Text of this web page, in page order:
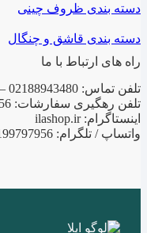
دسته بندی ظروف چینی
دسته بندی قاشق و چنگال
راه های ارتباط با ما
تلفن تماس: 02188943480 – 02155470813 – 02155470280
تلفن رهگیری سفارشات: 09199797956
اینستاگرام: ilashop.ir
واتساپ / تلگرام: 09199797956